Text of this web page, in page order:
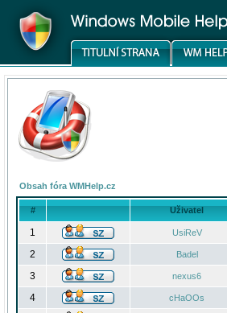
Obsah fóra WMHelp.cz
# Uživatel
1 UsiReV
2 Badel
3 nexus6
4 cHaOOs